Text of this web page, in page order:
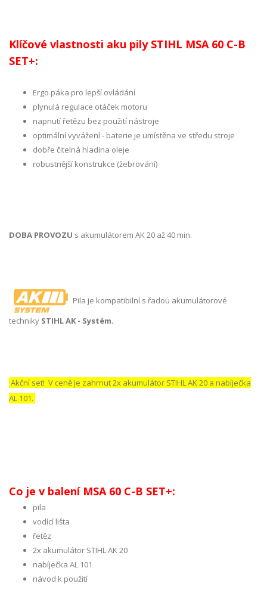
Klíčové vlastnosti aku pily STIHL MSA 60 C-B
SET+:
Ergo páka pro lepší ovládání
plynulá regulace otáček motoru
napnutí řetězu bez použití nástroje
optimální vyvážení - baterie je umístěna ve středu stroje
dobře čitelná hladina oleje
robustnější konstrukce (žebrování)
DOBA PROVOZU s akumulátorem AK 20 až 40 min.
Pila je kompatibilní s řadou akumulátorové
techniky STIHL AK - Systém.
Akční set! V ceně je zahrnut 2x akumulátor STIHL AK 20 a nabíječka
AL 101.
Co je v balení MSA 60 C-B SET+:
pila
vodící lišta
řetěz
2x akumulátor STIHL AK 20
nabíječka AL 101
návod k použití